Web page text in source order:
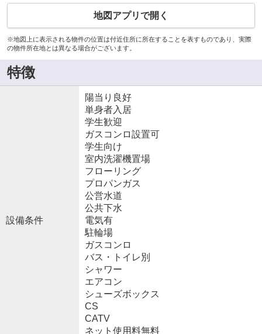
地図アプリで開く
※地図上に表示される物件の位置は付近住所に所在することを表すものであり、実際
の物件所在地とは異なる場合がございます。
特徴
設備条件
陽当り良好
単身者入居
学生歓迎
ガスコンロ設置可
学生向け
室内洗濯機置場
フローリング
プロパンガス
公営水道
公共下水
電気有
駐輪場
ガスコンロ
バス・トイレ別
シャワー
エアコン
シューズボックス
CS
CATV
ネット使用料無料